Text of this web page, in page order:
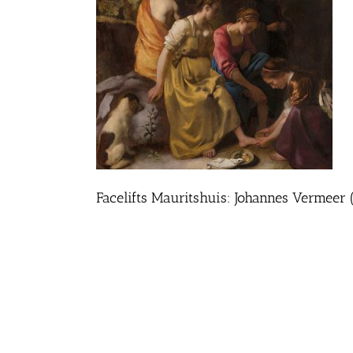
Facelifts Mauritshuis: Johannes Vermeer